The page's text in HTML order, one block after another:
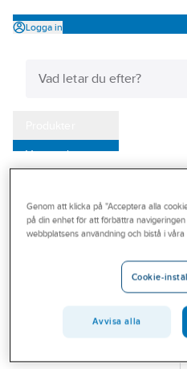
Logga in
Varumärken
Outlet
Branscher
Genom att klicka på "Acceptera alla
på din enhet för att förbättra
webbplatsens användning och bistå i
Cookie-
Avvisa alla